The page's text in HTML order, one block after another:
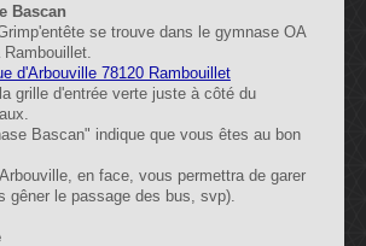
Bascan
se trouve dans le gymnase OA
d'Arbouville 78120 Rambouillet
grille d'entrée verte juste à côté du
Bascan" indique que vous êtes au bon
en face, vous permettra de garer
gêner le passage des bus, svp).